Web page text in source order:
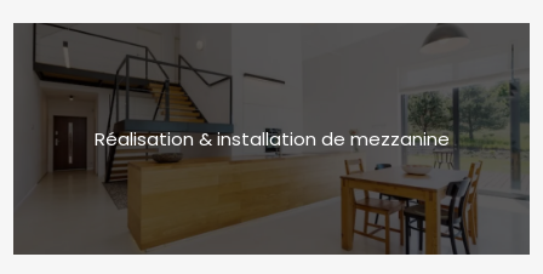
Réalisation & installation de mezzanine